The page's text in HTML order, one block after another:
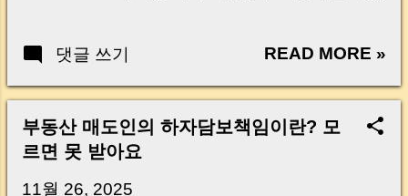
적용 방식 & 홈택스에서 확인하
리하며 🇺🇸 English Tap to view
English Table of Contents Why
the Tax Card Payment Fee Cut
Matters | Key Changes in Credit
& Debit Card Fees | Additional
댓글 쓰기 READ MORE »
부동산 매도인의 하자담보책임이란? 모
르면 못 받아요
11월 26, 2025